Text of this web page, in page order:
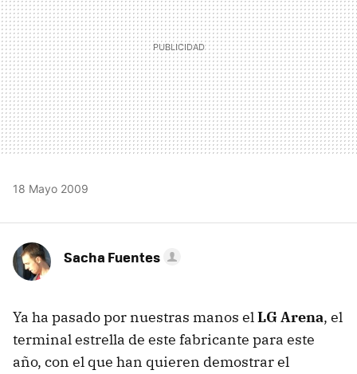
18 Mayo 2009
Sacha Fuentes
Ya ha pasado por nuestras manos elLG Arena, el
terminal estrella de este fabricante para este
año, con el que han quieren demostrar el